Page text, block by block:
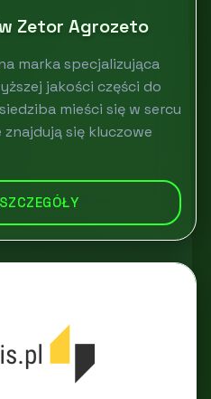
Zetor Agrozeto
marka specjalizująca
jakości części do
mieści się w sercu
znajdują się kluczowe